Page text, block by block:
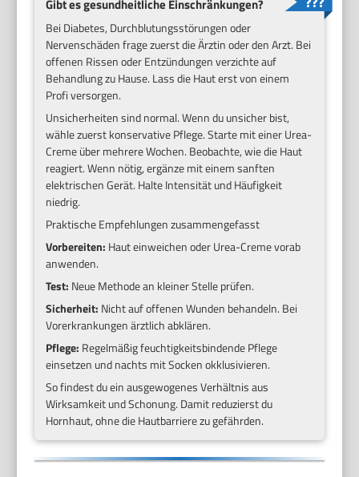
Gibt es gesundheitliche Einschränkungen?
Bei Diabetes, Durchblutungsstörungen oder
Nervenschäden frage zuerst die Ärztin oder den Arzt. Bei
offenen Rissen oder Entzündungen verzichte auf
Behandlung zu Hause. Lass die Haut erst von einem
Profi versorgen.
Unsicherheiten sind normal. Wenn du unsicher bist,
wähle zuerst konservative Pflege. Starte mit einer Urea-
Creme über mehrere Wochen. Beobachte, wie die Haut
reagiert. Wenn nötig, ergänze mit einem sanften
elektrischen Gerät. Halte Intensität und Häufigkeit
niedrig.
Praktische Empfehlungen zusammengefasst
Vorbereiten: Haut einweichen oder Urea-Creme vorab
anwenden.
Test: Neue Methode an kleiner Stelle prüfen.
Sicherheit: Nicht auf offenen Wunden behandeln. Bei
Vorerkrankungen ärztlich abklären.
Pflege: Regelmäßig feuchtigkeitsbindende Pflege
einsetzen und nachts mit Socken okklusivieren.
So findest du ein ausgewogenes Verhältnis aus
Wirksamkeit und Schonung. Damit reduzierst du
Hornhaut, ohne die Hautbarriere zu gefährden.